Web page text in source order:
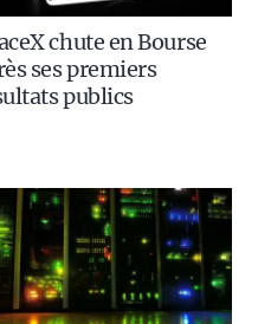
chute en Bourse
ses premiers
publics